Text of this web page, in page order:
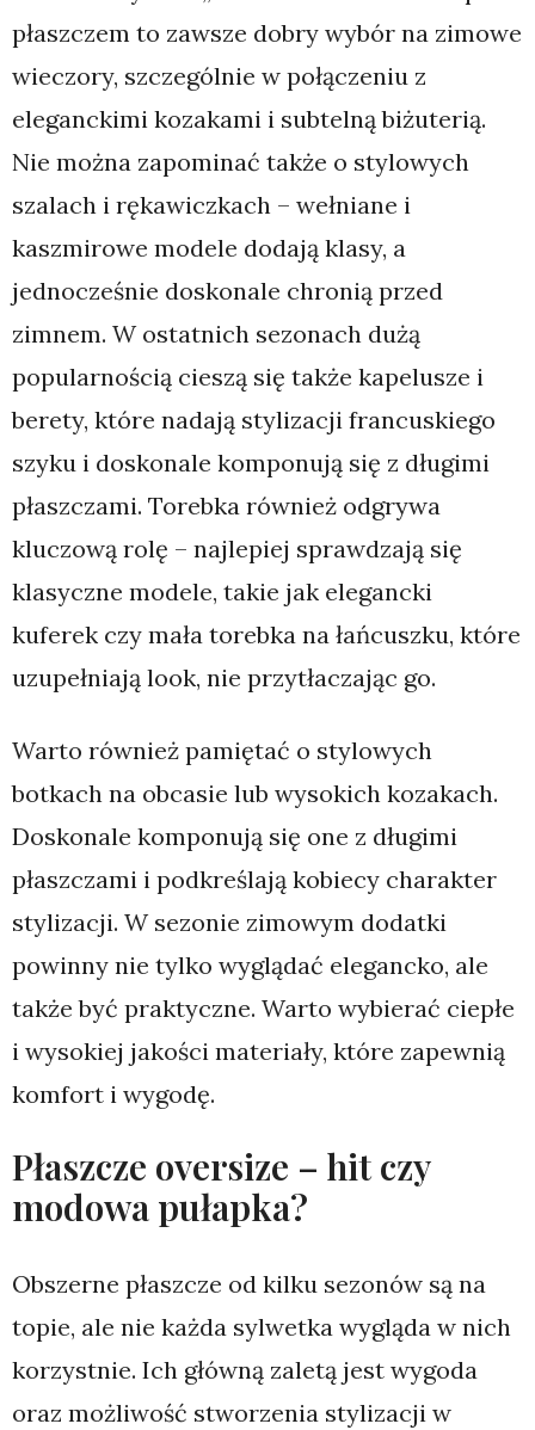
płaszczem to zawsze dobry wybór na zimowe
wieczory, szczególnie w połączeniu z
eleganckimi kozakami i subtelną biżuterią.
Nie można zapominać także o stylowych
szalach i rękawiczkach – wełniane i
kaszmirowe modele dodają klasy, a
jednocześnie doskonale chronią przed
zimnem. W ostatnich sezonach dużą
popularnością cieszą się także kapelusze i
berety, które nadają stylizacji francuskiego
szyku i doskonale komponują się z długimi
płaszczami. Torebka również odgrywa
kluczową rolę – najlepiej sprawdzają się
klasyczne modele, takie jak elegancki
kuferek czy mała torebka na łańcuszku, które
uzupełniają look, nie przytłaczając go.
Warto również pamiętać o stylowych
botkach na obcasie lub wysokich kozakach.
Doskonale komponują się one z długimi
płaszczami i podkreślają kobiecy charakter
stylizacji. W sezonie zimowym dodatki
powinny nie tylko wyglądać elegancko, ale
także być praktyczne. Warto wybierać ciepłe
i wysokiej jakości materiały, które zapewnią
komfort i wygodę.
Płaszcze oversize – hit czy
modowa pułapka?
Obszerne płaszcze od kilku sezonów są na
topie, ale nie każda sylwetka wygląda w nich
korzystnie. Ich główną zaletą jest wygoda
oraz możliwość stworzenia stylizacji w